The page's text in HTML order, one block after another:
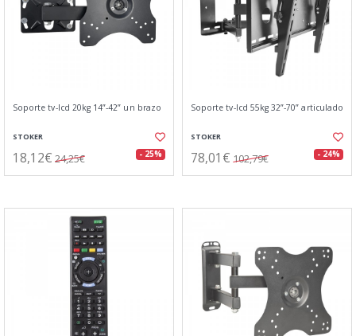
Soporte tv-lcd 20kg 14”-42” un brazo
STOKER
18,12€ 24,25€ - 25%
Soporte tv-lcd 55kg 32”-70” articulado
STOKER
78,01€ 102,79€ - 24%